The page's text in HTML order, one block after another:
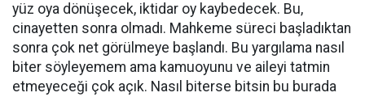
yüz oya dönüşecek, iktidar oy kaybedecek. Bu,
cinayetten sonra olmadı. Mahkeme süreci başladıktan
sonra çok net görülmeye başlandı. Bu yargılama nasıl
biter söyleyemem ama kamuoyunu ve aileyi tatmin
etmeyeceği çok açık. Nasıl biterse bitsin bu burada